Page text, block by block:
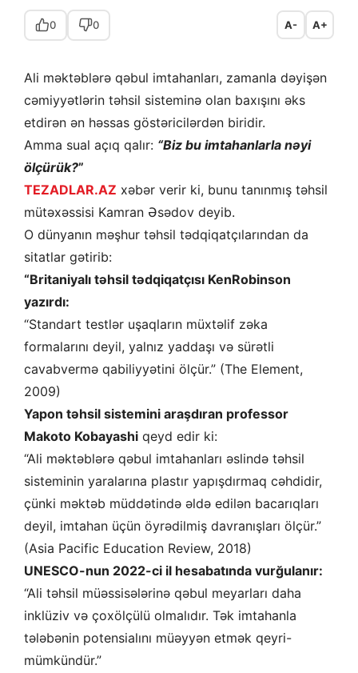
0 0 A- A+
Ali məktəblərə qəbul imtahanları, zamanla dəyişən
cəmiyyətlərin təhsil sisteminə olan baxışını əks
etdirən ən həssas göstəricilərdən biridir.
Amma sual açıq qalır: “Biz bu imtahanlarla nəyi
ölçürük?”
TEZADLAR.AZ xəbər verir ki, bunu tanınmış təhsil
mütəxəssisi Kamran Əsədov deyib.
O dünyanın məşhur təhsil tədqiqatçılarından da
sitatlar gətirib:
“Britaniyalı təhsil tədqiqatçısı KenRobinson
yazırdı:
“Standart testlər uşaqların müxtəlif zəka
formalarını deyil, yalnız yaddaşı və sürətli
cavabvermə qabiliyyətini ölçür.” (The Element,
2009)
Yapon təhsil sistemini araşdıran professor
Makoto Kobayashi qeyd edir ki:
“Ali məktəblərə qəbul imtahanları əslində təhsil
sisteminin yaralarına plastır yapışdırmaq cəhdidir,
çünki məktəb müddətində əldə edilən bacarıqları
deyil, imtahan üçün öyrədilmiş davranışları ölçür.”
(Asia Pacific Education Review, 2018)
UNESCO-nun 2022-ci il hesabatında vurğulanır:
“Ali təhsil müəssisələrinə qəbul meyarları daha
inklüziv və çoxölçülü olmalıdır. Tək imtahanla
tələbənin potensialını müəyyən etmək qeyri-
mümkündür.”